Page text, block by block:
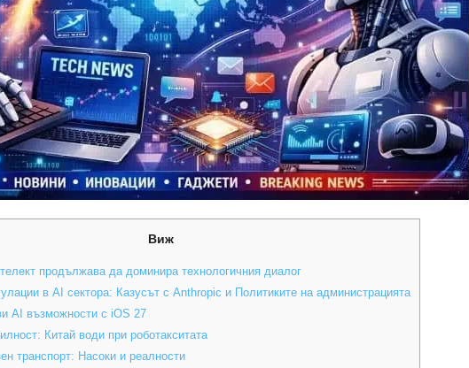
Виж
продължава да доминира технологичния диалог
в AI сектора: Казусът с Anthropic и Политиките на администрацията
AI възможности с iOS 27
Китай води при роботакситата
транспорт: Насоки и реалности